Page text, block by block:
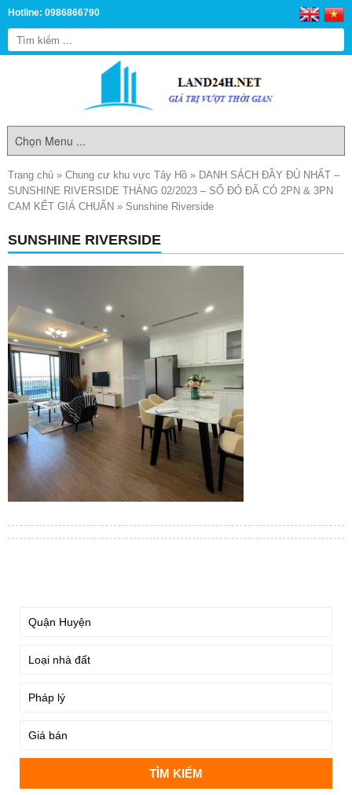
Hotline: 0986866790
Trang chủ » Chung cư khu vực Tây Hồ » DANH SÁCH ĐẦY ĐỦ NHẤT –
SUNSHINE RIVERSIDE THÁNG 02/2023 – SỔ ĐỎ ĐÃ CÓ 2PN & 3PN
CAM KẾT GIÁ CHUẨN » Sunshine Riverside
SUNSHINE RIVERSIDE